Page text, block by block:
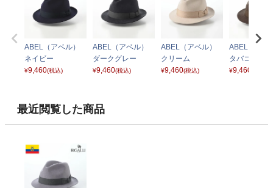
ABEL（アベル）
ネイビー
¥9,460(税込)
ABEL（アベル）
ダークグレー
¥9,460(税込)
ABEL（アベル）
クリーム
¥9,460(税込)
ABEL（アベ
タバコ
¥9,460
最近閲覧した商品